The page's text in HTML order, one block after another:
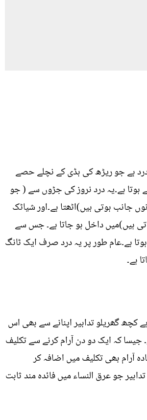
درد ہے جو ریڑھ کی ہڈی کے نچلے حصے
ہوتا ہے۔یہ درد نروز کی جڑوں سے ( جو
جانب ہوتی ہیں)اٹھتا ہے۔اور شیاٹک
ہیں)میں داخل ہو جاتا ہے۔ جس سے
ہے۔عام طور پر یہ درد صرف ایک ٹانگ
ہے۔
کچھ گھریلو تدابیر اپنانے سے بھی اس
جیسا کہ ایک دو دن آرام کرنے سے تکلیف
آرام بھی تکلیف میں اضافہ کر
جو عرق النساء میں فائدہ مند ثابت